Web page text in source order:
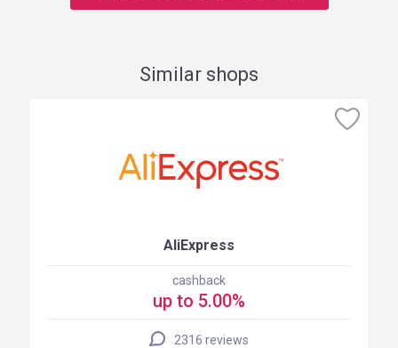
Similar shops
AliExpress
cashback
up to 5.00%
2316 reviews